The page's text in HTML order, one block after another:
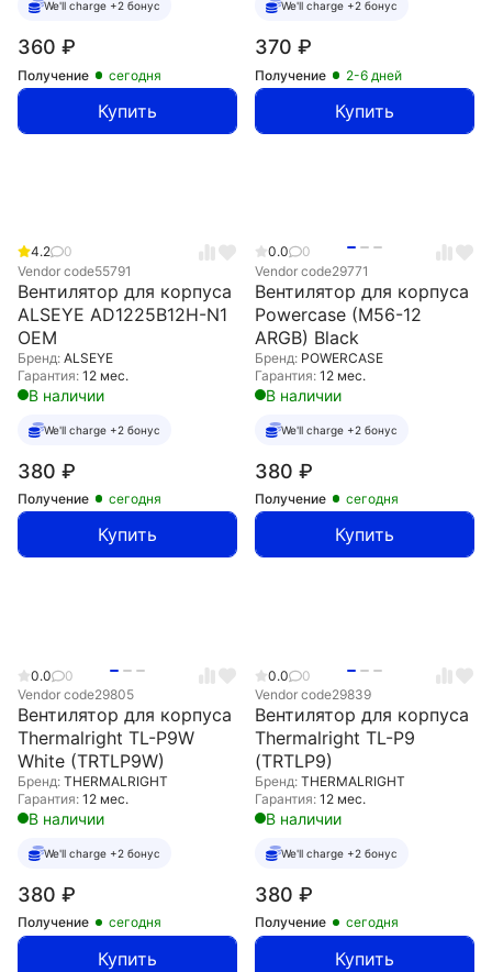
We'll charge +2 бонус
360 ₽
Получение сегодня
Купить
We'll charge +2 бонус
370 ₽
Получение 2-6 дней
Купить
4.2
0
Vendor code55791
Вентилятор для корпуса
ALSEYE AD1225B12H-N1
OEM
Бренд: ALSEYE
Гарантия: 12 мес.
В наличии
We'll charge +2 бонус
380 ₽
Получение сегодня
Купить
0.0
0
Vendor code29771
Вентилятор для корпуса
Powercase (M56-12
ARGB) Black
Бренд: POWERCASE
Гарантия: 12 мес.
В наличии
We'll charge +2 бонус
380 ₽
Получение сегодня
Купить
0.0
0
Vendor code29805
Вентилятор для корпуса
Thermalright TL-P9W
White (TRTLP9W)
Бренд: THERMALRIGHT
Гарантия: 12 мес.
В наличии
We'll charge +2 бонус
380 ₽
Получение сегодня
Купить
0.0
0
Vendor code29839
Вентилятор для корпуса
Thermalright TL-P9
(TRTLP9)
Бренд: THERMALRIGHT
Гарантия: 12 мес.
В наличии
We'll charge +2 бонус
380 ₽
Получение сегодня
Купить